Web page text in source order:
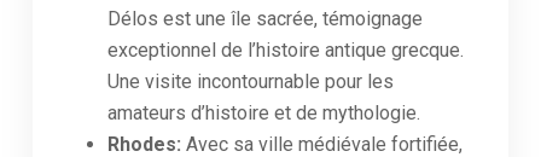
Délos est une île sacrée, témoignage
exceptionnel de l’histoire antique grecque.
Une visite incontournable pour les
amateurs d’histoire et de mythologie.
Rhodes: Avec sa ville médiévale fortifiée,